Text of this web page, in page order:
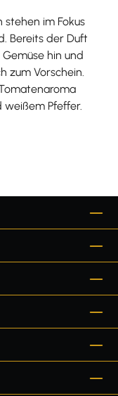
im Fokus
Bereits der Duft
hin und
zum Vorschein.
Pfeffer.